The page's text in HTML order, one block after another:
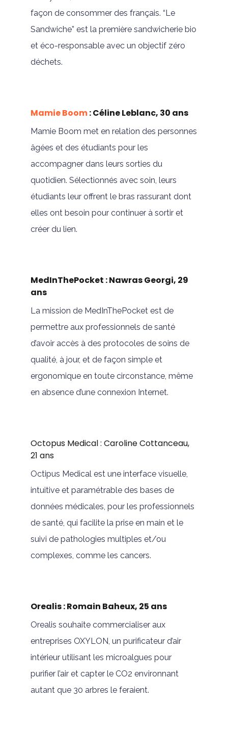
façon de consommer des français. “Le
Sandwiche” est la première sandwicherie bio
et éco-responsable avec un objectif zéro
déchets.
Mamie Boom: Céline Leblanc, 30 ans
Mamie Boom met en relation des personnes
âgées et des étudiants pour les
accompagner dans leurs sorties du
quotidien. Sélectionnés avec soin, leurs
étudiants leur offrent le bras rassurant dont
elles ont besoin pour continuer à sortir et
créer du lien.
MedInThePocket : Nawras Georgi, 29
ans
La mission de MedInThePocket est de
permettre aux professionnels de santé
d’avoir accès à des protocoles de soins de
qualité, à jour, et de façon simple et
ergonomique en toute circonstance, même
en absence d’une connexion Internet.
Octopus Medical : Caroline Cottanceau,
21 ans
Octipus Medical est une interface visuelle,
intuitive et paramétrable des bases de
données médicales, pour les professionnels
de santé, qui facilite la prise en main et le
suivi de pathologies multiples et/ou
complexes, comme les cancers.
Orealis : Romain Baheux, 25 ans
Orealis souhaite commercialiser aux
entreprises OXYLON, un purificateur d’air
intérieur utilisant les microalgues pour
purifier l’air et capter le CO2 environnant
autant que 30 arbres le feraient.